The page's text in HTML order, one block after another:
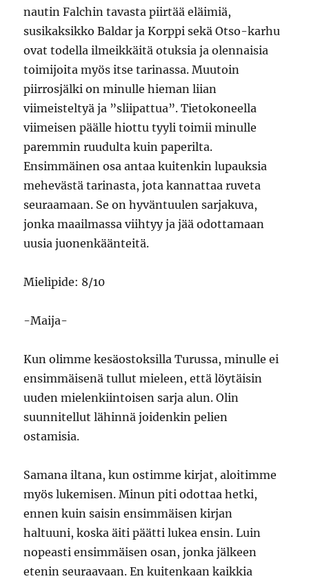
nautin Falchin tavasta piirtää eläimiä,
susikaksikko Baldar ja Korppi sekä Otso-karhu
ovat todella ilmeikkäitä otuksia ja olennaisia
toimijoita myös itse tarinassa. Muutoin
piirrosjälki on minulle hieman liian
viimeisteltyä ja ”sliipattua”. Tietokoneella
viimeisen päälle hiottu tyyli toimii minulle
paremmin ruudulta kuin paperilta.
Ensimmäinen osa antaa kuitenkin lupauksia
mehevästä tarinasta, jota kannattaa ruveta
seuraamaan. Se on hyväntuulen sarjakuva,
jonka maailmassa viihtyy ja jää odottamaan
uusia juonenkäänteitä.
Mielipide: 8/10
-Maija-
Kun olimme kesäostoksilla Turussa, minulle ei
ensimmäisenä tullut mieleen, että löytäisin
uuden mielenkiintoisen sarja alun. Olin
suunnitellut lähinnä joidenkin pelien
ostamisia.
Samana iltana, kun ostimme kirjat, aloitimme
myös lukemisen. Minun piti odottaa hetki,
ennen kuin saisin ensimmäisen kirjan
haltuuni, koska äiti päätti lukea ensin. Luin
nopeasti ensimmäisen osan, jonka jälkeen
etenin seuraavaan. En kuitenkaan kaikkia